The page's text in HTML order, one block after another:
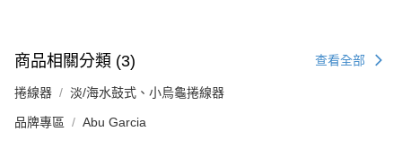
商品相關分類 (3) 查看全部
捲線器 淡/海水鼓式、小烏龜捲線器
品牌專區 Abu Garcia